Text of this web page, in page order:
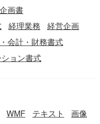
企画書
経理業務
経営企画
会計・財務書式
ョン書式
WMF テキスト
画像